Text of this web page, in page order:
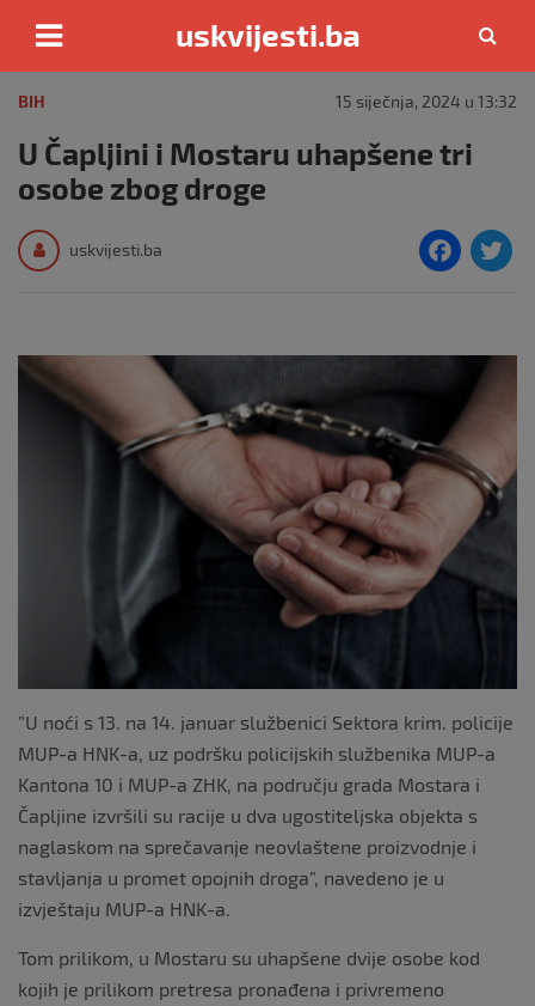
content
uskvijesti.ba
BIH 15 siječnja, 2024 u 13:32
U Čapljini i Mostaru uhapšene tri
osobe zbog droge
uskvijesti.ba
F
e
b
o
o
k
”U noći s 13. na 14. januar službenici Sektora krim. policije
MUP-a HNK-a, uz podršku policijskih službenika MUP-a
Kantona 10 i MUP-a ZHK, na području grada Mostara i
Čapljine izvršili su racije u dva ugostiteljska objekta s
naglaskom na sprečavanje neovlaštene proizvodnje i
stavljanja u promet opojnih droga”, navedeno je u
izvještaju MUP-a HNK-a.
Tom prilikom, u Mostaru su uhapšene dvije osobe kod
kojih je prilikom pretresa pronađena i privremeno